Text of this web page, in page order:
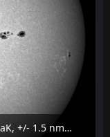
Sonne im UV-Bereich ( um 393.3 nm, CaK, +/- 1.5 nm) am 23. Juli 2026 um 16:15 MESZ